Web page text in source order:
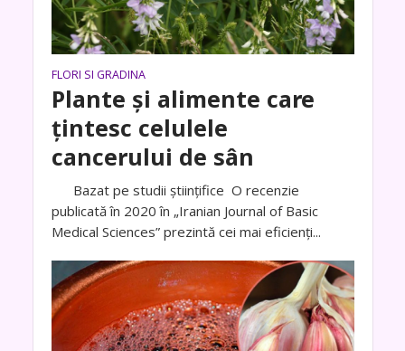
FLORI SI GRADINA
Plante și alimente care
țintesc celulele
cancerului de sân
Bazat pe studii științifice O recenzie
publicată în 2020 în „Iranian Journal of Basic
Medical Sciences” prezintă cei mai eficienți...